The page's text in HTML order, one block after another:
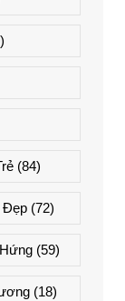
(84)
Đẹp (72)
(59)
(18)